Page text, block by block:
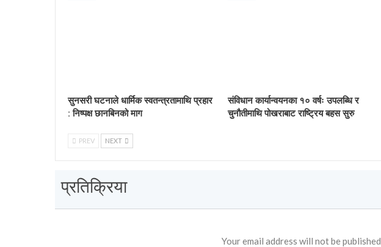
सुनसरी घटनाले धार्मिक स्वतन्त्रतामाथि प्रहार
: निष्पक्ष छानबिनको माग
संविधान कार्यान्वयनका १० वर्षः उपलब्धि र
चुनौतीमाथि पोखराबाट राष्ट्रिय बहस सुरु
PREV NEXT
प्रतिक्रिया
Your email address will not be published.